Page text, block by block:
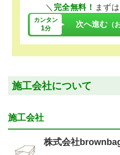
＼ 完全無料！ まず
カンタン
1分 次へ進む （
施工会社について
施工会社
株式会社